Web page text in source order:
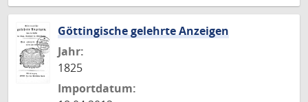
Göttingische gelehrte Anzeigen
Jahr:
1825
Importdatum: